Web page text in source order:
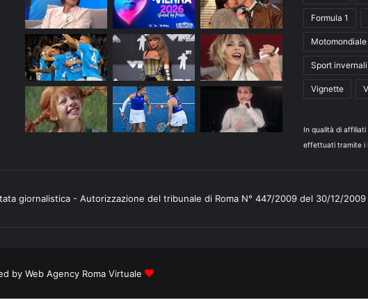
Formula 1
Motomondiale
Sport invernali
Vignette
In qualità di
effettuati tramite i
giornalistica - Autorizzazione del tribunale di Roma N° 447/2009 del 30/12/2009
by Web Agency Roma Virtuale